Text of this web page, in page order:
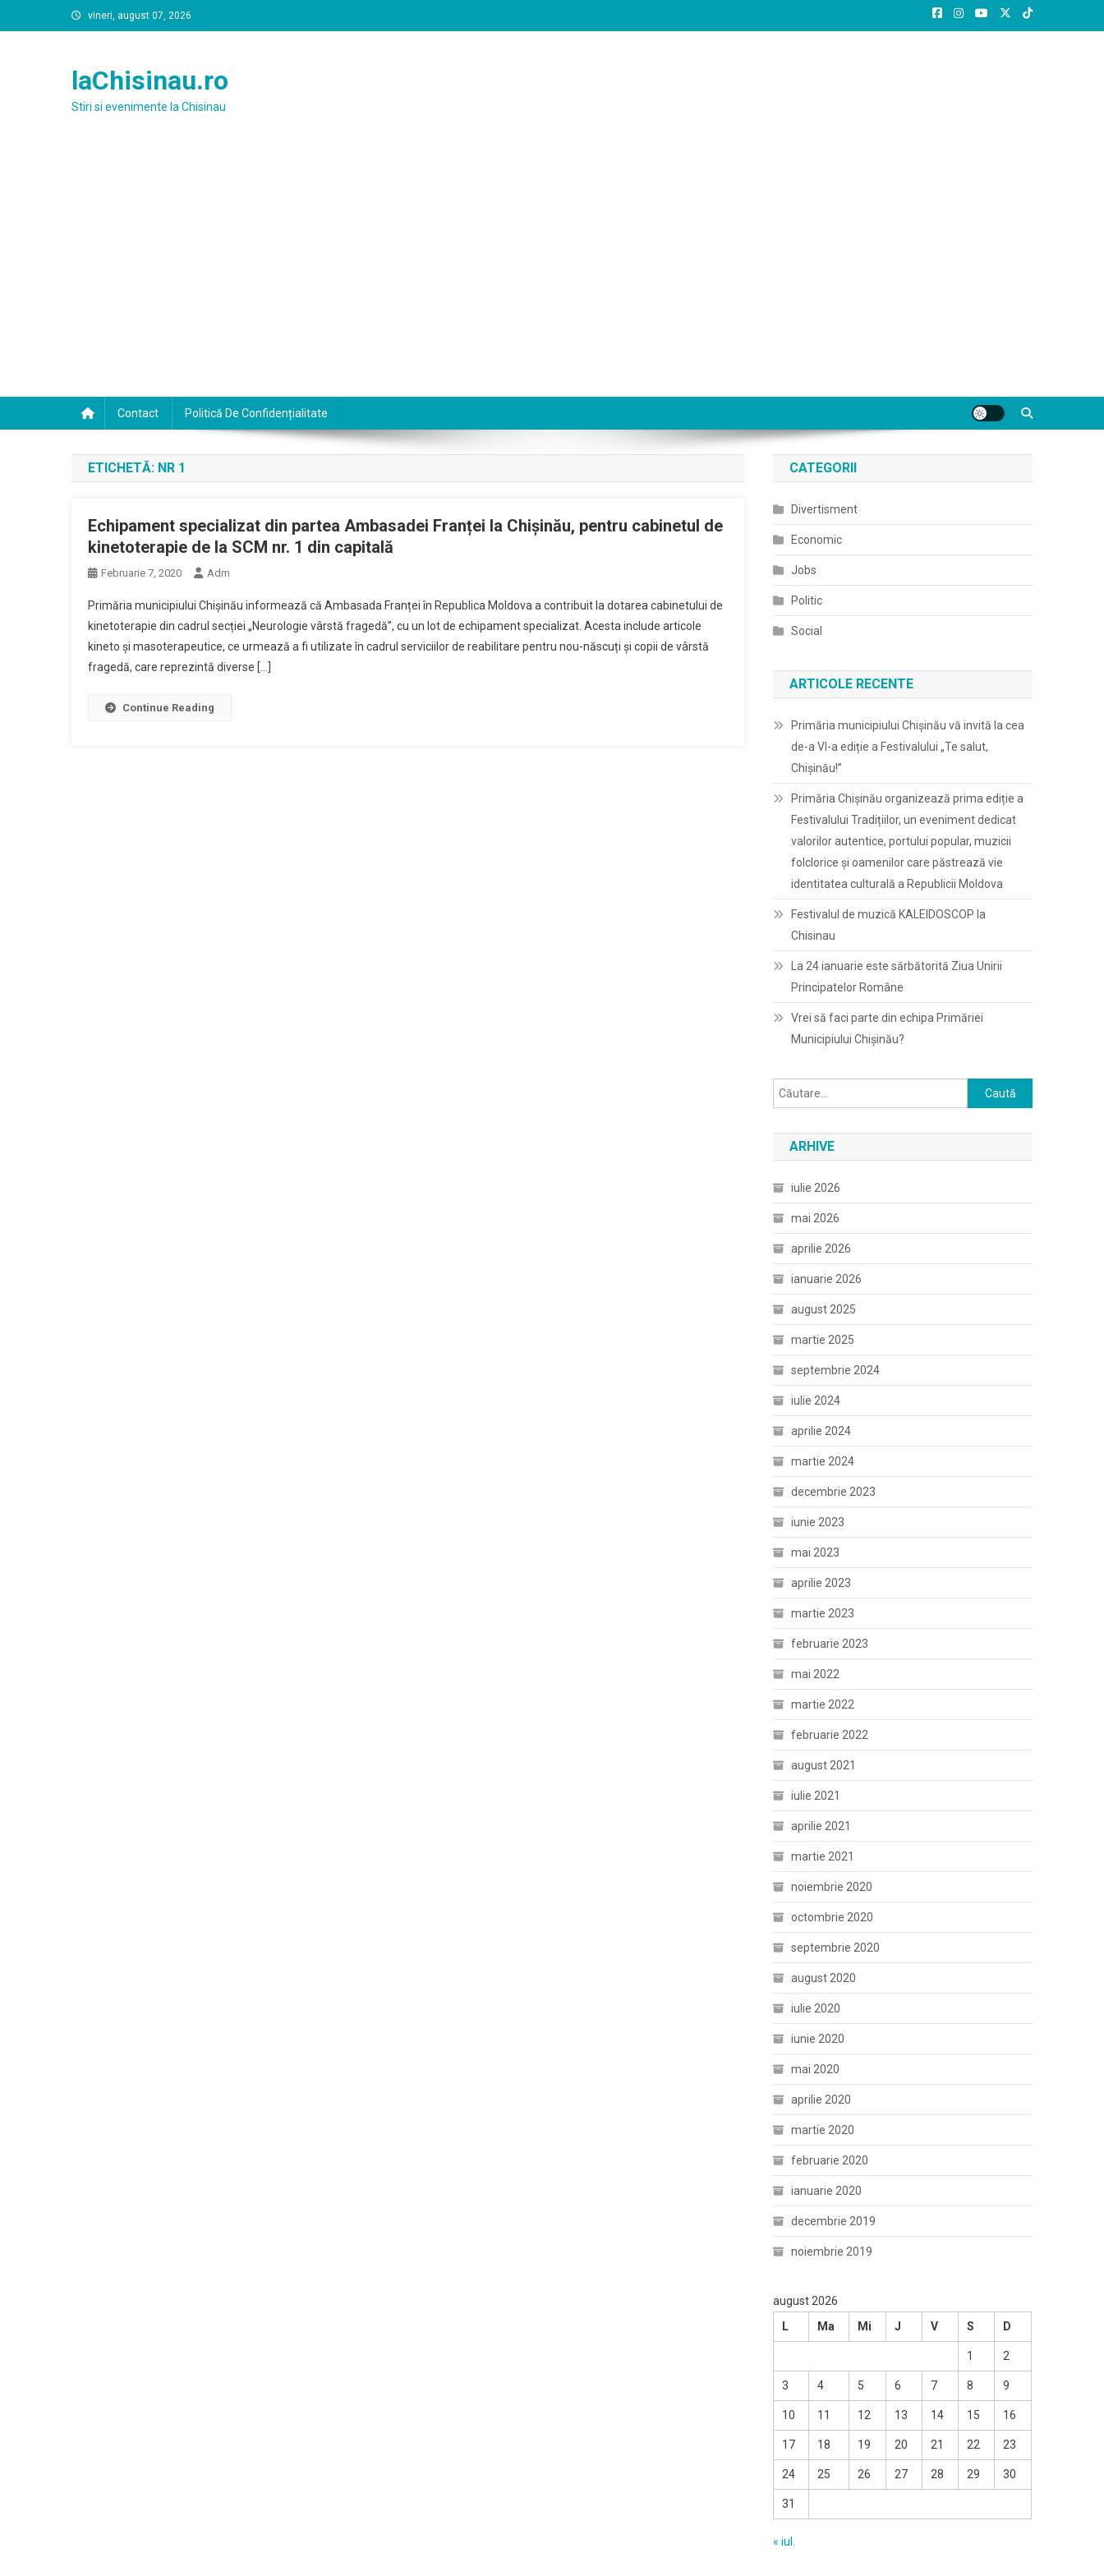
to
vineri, august 07, 2026
laChisinau.ro
Stiri si evenimente la Chisinau
Contact Politică De Confidențialitate
ETICHETĂ: NR 1
Echipament specializat din partea Ambasadei Franței la Chișinău, pentru cabinetul de
kinetoterapie de la SCM nr. 1 din capitală
Februarie 7, 2020 Adm
Primăria municipiului Chişinău informează că Ambasada Franței în Republica Moldova a contribuit la dotarea cabinetului de
kinetoterapie din cadrul secției „Neurologie vârstă fragedă”, cu un lot de echipament specializat. Acesta include articole
kineto și masoterapeutice, ce urmează a fi utilizate în cadrul serviciilor de reabilitare pentru nou-născuți și copii de vârstă
fragedă, care reprezintă diverse […]
Continue Reading
CATEGORII
Divertisment
Economic
Jobs
Politic
Social
ARTICOLE RECENTE
Primăria municipiului Chișinău vă invită la cea
de-a VI-a ediție a Festivalului „Te salut,
Chișinău!”
Primăria Chișinău organizează prima ediție a
Festivalului Tradițiilor, un eveniment dedicat
valorilor autentice, portului popular, muzicii
folclorice și oamenilor care păstrează vie
identitatea culturală a Republicii Moldova
Festivalul de muzică KALEIDOSCOP la
Chisinau
La 24 ianuarie este sărbătorită Ziua Unirii
Principatelor Române
Vrei să faci parte din echipa Primăriei
Municipiului Chișinău?
Caută
după:
ARHIVE
iulie 2026
mai 2026
aprilie 2026
ianuarie 2026
august 2025
martie 2025
septembrie 2024
iulie 2024
aprilie 2024
martie 2024
decembrie 2023
iunie 2023
mai 2023
aprilie 2023
martie 2023
februarie 2023
mai 2022
martie 2022
februarie 2022
august 2021
iulie 2021
aprilie 2021
martie 2021
noiembrie 2020
octombrie 2020
septembrie 2020
august 2020
iulie 2020
iunie 2020
mai 2020
aprilie 2020
martie 2020
februarie 2020
ianuarie 2020
decembrie 2019
noiembrie 2019
august 2026
L
Ma Mi J V S D
1 2
3 4 5 6 7 8 9
10 11 12 13 14 15 16
17 18 19 20 21 22 23
24 25 26 27 28 29 30
31
« iul.